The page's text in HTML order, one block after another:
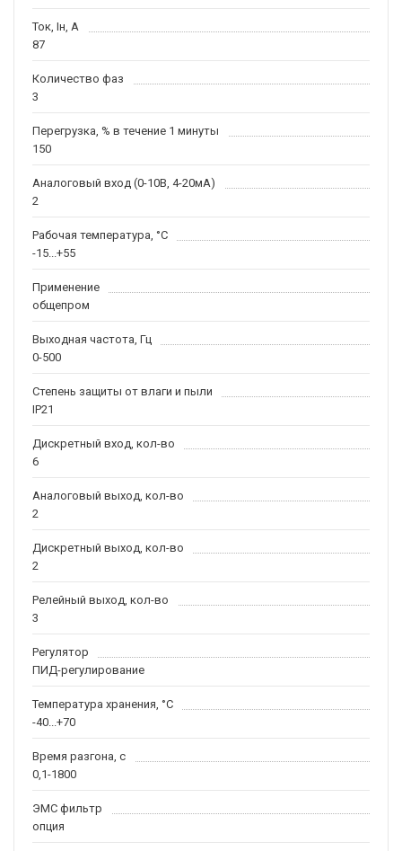
Ток, Iн, А
87
Количество фаз
3
Перегрузка, % в течение 1 минуты
150
Аналоговый вход (0-10В, 4-20мА)
2
Рабочая температура, °С
-15...+55
Применение
общепром
Выходная частота, Гц
0-500
Степень защиты от влаги и пыли
IP21
Дискретный вход, кол-во
6
Аналоговый выход, кол-во
2
Дискретный выход, кол-во
2
Релейный выход, кол-во
3
Регулятор
ПИД-регулирование
Температура хранения, °С
-40...+70
Время разгона, с
0,1-1800
ЭМС фильтр
опция